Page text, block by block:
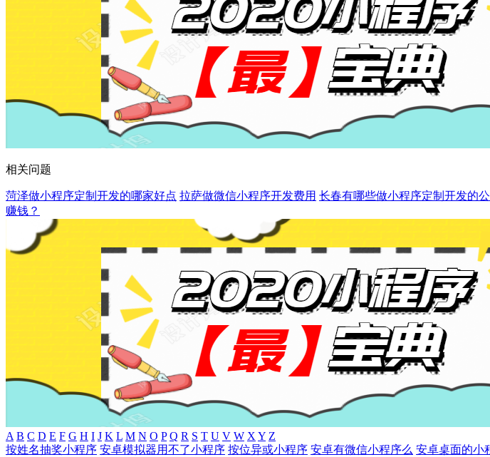
相关问题
菏泽做小程序定制开发的哪家好点 拉萨做微信小程序开发费用 长春有哪些做小程序定制开发的公
赚钱？
A B C D E F G H I J K L M N O P Q R S T U V W X Y Z
按姓名抽奖小程序 安卓模拟器用不了小程序 按位异或小程序 安卓有微信小程序么 安卓桌面的小